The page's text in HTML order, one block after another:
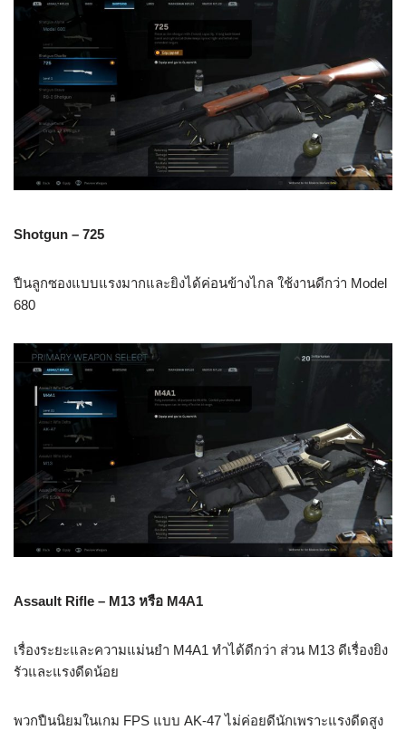
Shotgun – 725
ปืนลูกซองแบบแรงมากและยิงได้ค่อนข้างไกล ใช้งานดีกว่า Model
680
Assault Rifle – M13 หรือ M4A1
เรื่องระยะและความแม่นยำ M4A1 ทำได้ดีกว่า ส่วน M13 ดีเรื่องยิง
รัวและแรงดีดน้อย
พวกปืนนิยมในเกม FPS แบบ AK-47 ไม่ค่อยดีนักเพราะแรงดีดสูง